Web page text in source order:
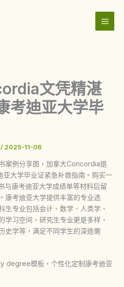
文凭精湛
考迪亚大学毕
/ 2025-11-06
案例分享图，加拿大Concordia退
大学毕业证紧急补救指南。购买一
与康考迪亚大学成绩单等材料后留
康考迪亚大学提供丰富的专业选
生专业包括会计、数学、人类学、
学习空间，研究生专业更是多样，
史学等，满足不同学生的深造需
degree模板，个性化定制康考迪亚